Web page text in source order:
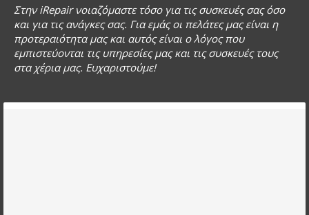
Στην iRepair νοιαζόμαστε τόσο για τις συσκευές σας όσο
και για τις ανάγκες σας. Για εμάς οι πελάτες μας είναι η
προτεραιότητα μας και αυτός είναι ο λόγος που
εμπιστεύονται τις υπηρεσίες μας και τις συσκευές τους
στα χέρια μας. Ευχαριστούμε!